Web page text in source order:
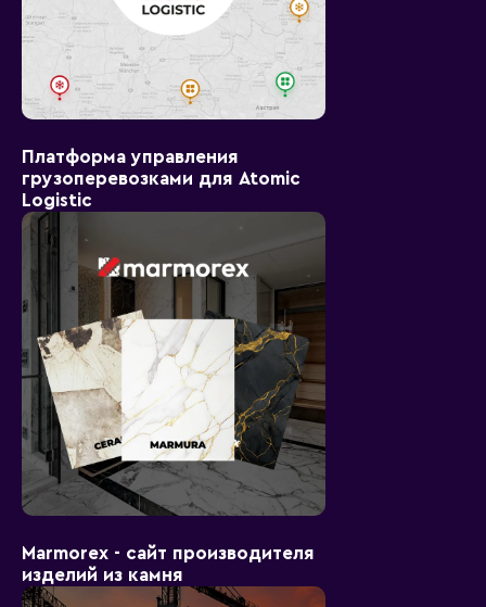
Платформа управления
грузоперевозками для Atomic
Logistic
Marmorex - сайт производителя
изделий из камня